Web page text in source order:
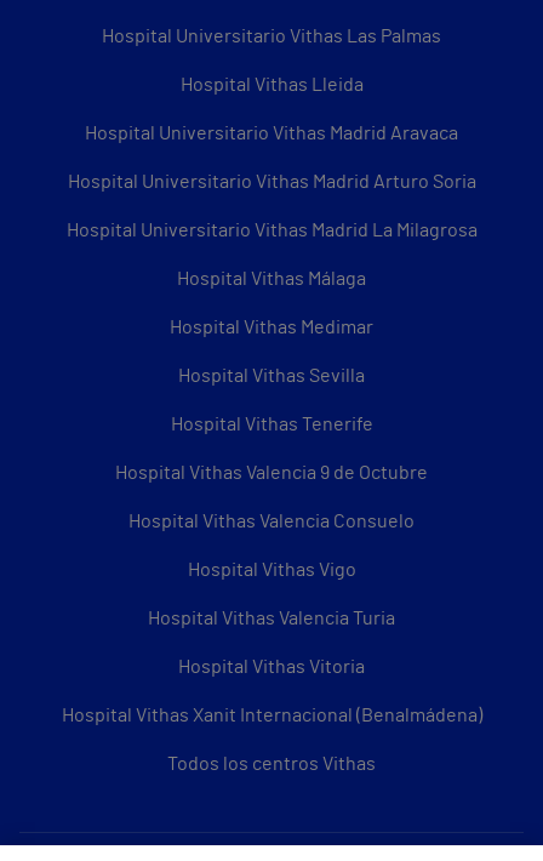
Hospital Universitario Vithas Las Palmas
Hospital Vithas Lleida
Hospital Universitario Vithas Madrid Aravaca
Hospital Universitario Vithas Madrid Arturo Soria
Hospital Universitario Vithas Madrid La Milagrosa
Hospital Vithas Málaga
Hospital Vithas Medimar
Hospital Vithas Sevilla
Hospital Vithas Tenerife
Hospital Vithas Valencia 9 de Octubre
Hospital Vithas Valencia Consuelo
Hospital Vithas Vigo
Hospital Vithas Valencia Turia
Hospital Vithas Vitoria
Hospital Vithas Xanit Internacional (Benalmádena)
Todos los centros Vithas